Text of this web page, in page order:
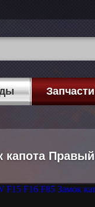
Запчасти
капота Правый